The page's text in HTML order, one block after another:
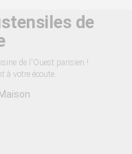
de
de l'Ouest parisien !
à votre écoute.